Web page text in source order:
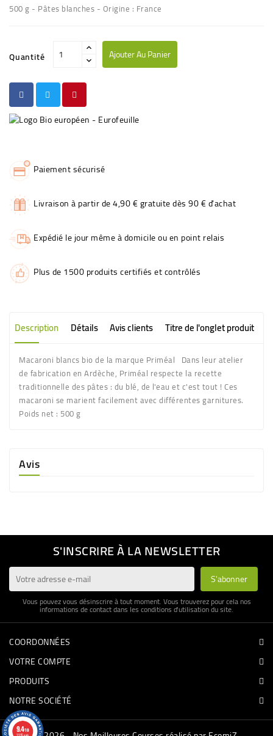
500 g - Pâtes blanches - Origine : France
Quantité Ajouter Au Panier
Paiement sécurisé
Livraison à partir de 4,90 € gratuite dès 90 € d'achat
Expédié le jour même à domicile ou en point relais
Plus de 1500 produits certifiés et contrôlés
Description Détails Avis clients Titre de l'onglet produit
Macaroni blancs bio de la marque Priméal Dans leur atelier
de fabrication en Ardèche, Priméal respecte la recette
traditionnelle des pâtes : du blé, de l'eau et c'est tout ! Ces
macaroni se marient facilement avec différentes garnitures.
Poids net : 500 g
Avis
S'INSCRIRE À LA NEWSLETTER
Vous pouvez vous désinscrire à tout moment. Vous trouverez pour cela nos
informations de contact dans les conditions d'utilisation du site.
COORDONNÉES
VOTRE COMPTE
PRODUITS
NOTRE SOCIÉTÉ
9.4/10